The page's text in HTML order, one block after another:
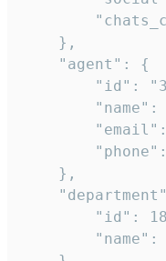
    },
    "agent": {
"id":
"name":
    },
"id":
"name":